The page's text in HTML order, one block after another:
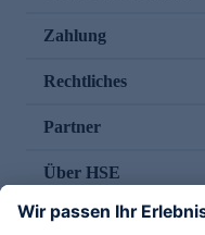
Zahlung
Rechtliches
Partner
Über HSE
Im TV